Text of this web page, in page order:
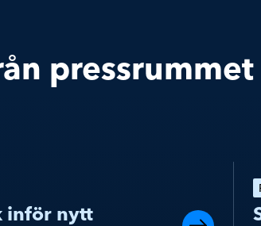
pressrummet
inför nytt